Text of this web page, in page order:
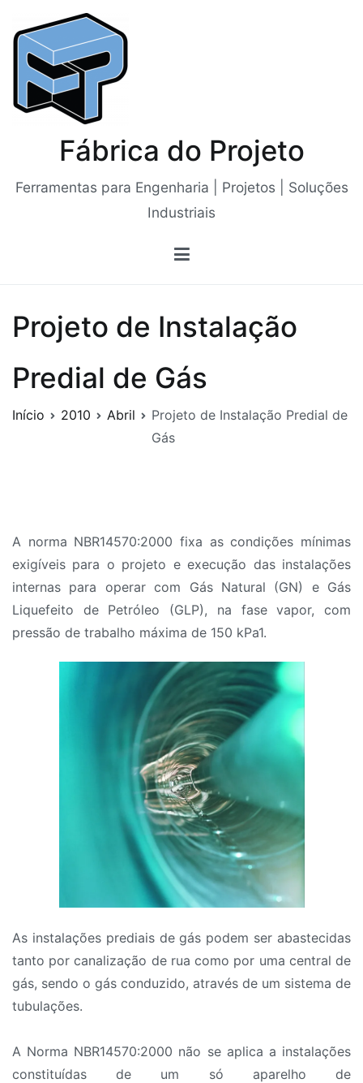
para
conteúdo
Fábrica do Projeto
Ferramentas para Engenharia | Projetos | Soluções
Industriais
Projeto de Instalação
Predial de Gás
Início 2010 Abril
Projeto de Instalação Predial de
Gás
A norma NBR14570:2000 fixa as condições mínimas
exigíveis para o projeto e execução das instalações
internas para operar com Gás Natural (GN) e Gás
Liquefeito de Petróleo (GLP), na fase vapor, com
pressão de trabalho máxima de 150 kPa1.
As instalações prediais de gás podem ser abastecidas
tanto por canalização de rua como por uma central de
gás, sendo o gás conduzido, através de um sistema de
tubulações.
A Norma NBR14570:2000 não se aplica a instalações
constituídas de um só aparelho de